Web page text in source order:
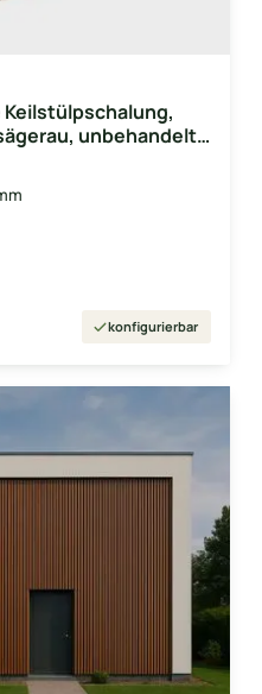
unbehandelt
konfigurierbar